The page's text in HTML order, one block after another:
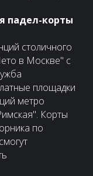
падел-корты
столичного
в Москве" с
площадки
метро
Корты
по